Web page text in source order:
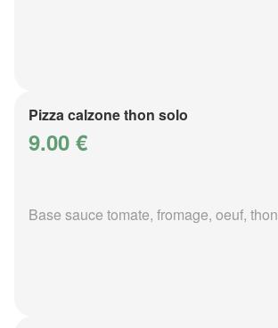
Pizza calzone thon solo
9.00 €
Base sauce tomate, fromage, oeuf, thon